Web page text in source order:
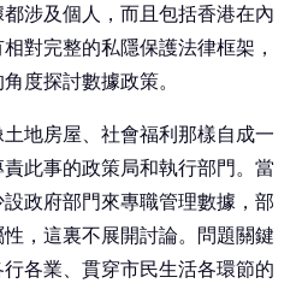
涉及個人，而且包括香港在內
對完整的私隱保護法律框架，
度探討數據政策。
地房屋、社會福利那樣自成一
此事的政策局和執行部門。當
政府部門來專職管理數據，部
，這裏不展開討論。問題關鍵
各業、貫穿市民生活各環節的